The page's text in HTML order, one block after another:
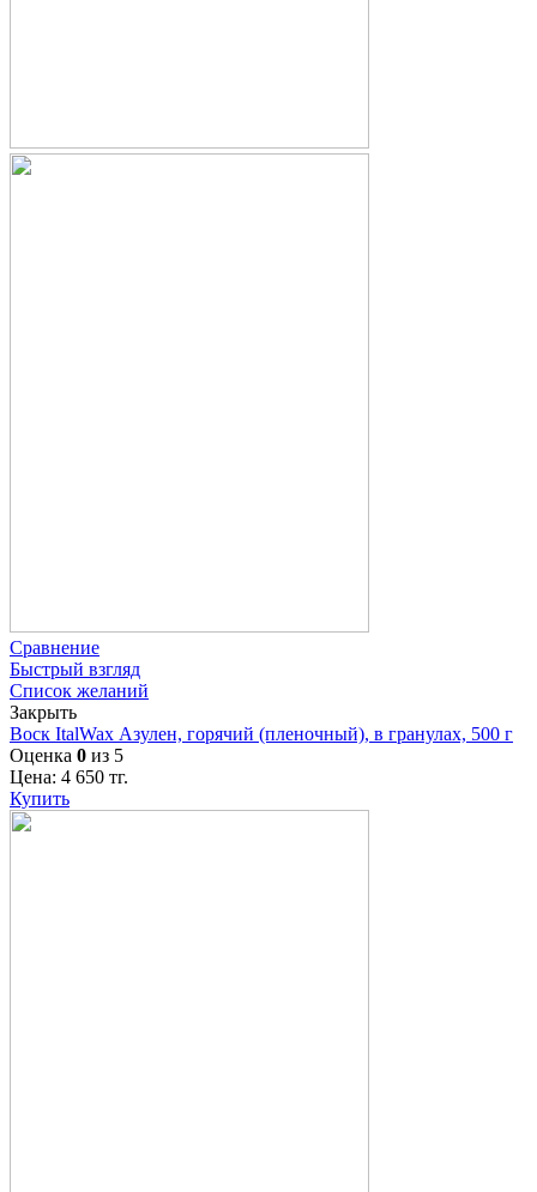
Сравнение
Быстрый взгляд
Список желаний
Закрыть
Воск ItalWax Азулен, горячий (пленочный), в гранулах, 500 г
Оценка 0 из 5
Цена: 4 650 тг.
Купить